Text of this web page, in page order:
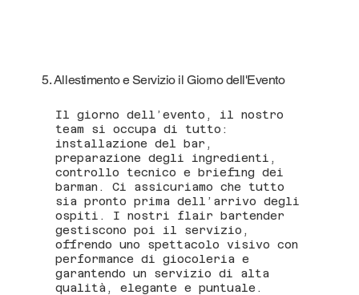
5. Allestimento e Servizio il Giorno dell'Evento
Il giorno dell’evento, il nostro
team si occupa di tutto:
installazione del bar,
preparazione degli ingredienti,
controllo tecnico e briefing dei
barman. Ci assicuriamo che tutto
sia pronto prima dell’arrivo degli
ospiti. I nostri flair bartender
gestiscono poi il servizio,
offrendo uno spettacolo visivo con
performance di giocoleria e
garantendo un servizio di alta
qualità, elegante e puntuale.